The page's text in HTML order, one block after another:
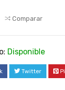
Comparar
Disponible
Twitter